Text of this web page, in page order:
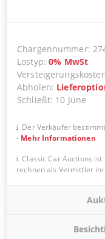
Chargennummer:
Lostyp:0% MwSt
Abholen:
Schließt: 10 June
Der Verkäufer
- Mehr Informationen
Classic Car Auctions
rechnen als Vermittler